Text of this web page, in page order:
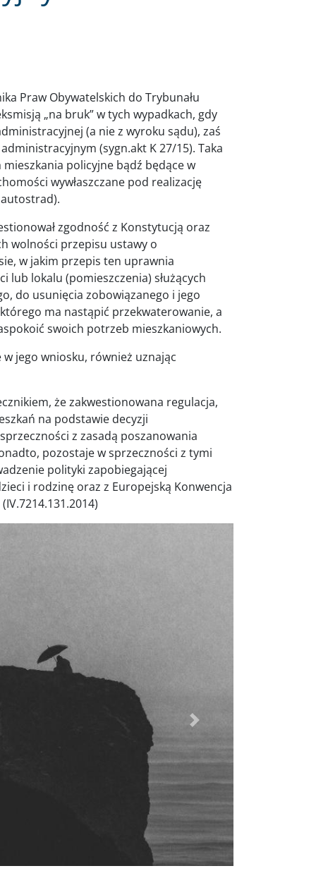
Praw Obywatelskich do Trybunału
„na bruk” w tych wypadkach, gdy
(a nie z wyroku sądu), zaś
(sygn.akt K 27/15). Taka
policyjne bądź będące w
wywłaszczane pod realizację
zgodność z Konstytucją oraz
wolności przepisu ustawy o
w jakim przepis ten uprawnia
lub lokalu (pomieszczenia) służących
do usunięcia zobowiązanego i jego
ma nastąpić przekwaterowanie, a
swoich potrzeb mieszkaniowych.
w jego wniosku, również uznając
że zakwestionowana regulacja,
na podstawie decyzji
z zasadą poszanowania
pozostaje w sprzeczności z tymi
polityki zapobiegającej
i rodzinę oraz z Europejską Konwencja
Dalej